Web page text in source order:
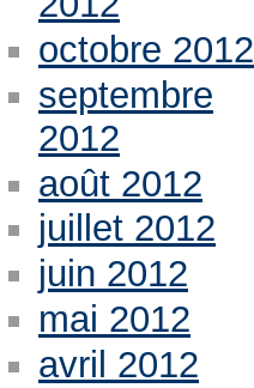
octobre 2012
septembre
2012
août 2012
juillet 2012
juin 2012
mai 2012
avril 2012